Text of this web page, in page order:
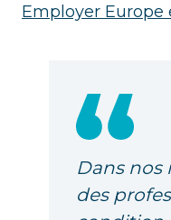
Employer Europe
Dans nos
des